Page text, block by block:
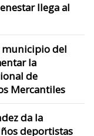
llega al
del
la
de
Mercantiles
da la
deportistas